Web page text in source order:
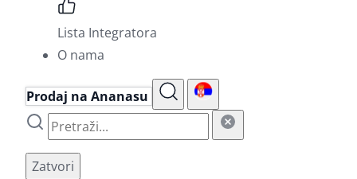
Lista Integratora
O nama
Prodaj na Ananasu
Zatvori